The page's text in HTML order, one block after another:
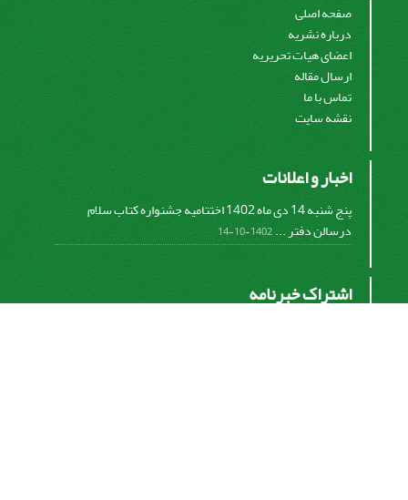
صفحه اصلی
درباره نشریه
اعضای هیات تحریریه
ارسال مقاله
تماس با ما
نقشه سایت
اخبار و اعلانات
پنج شنبه 14 دی ماه 1402 اختتامیه جشنواره کتاب سلام
درسالن دفتر ...1402-10-14
اشتراک خبرنامه